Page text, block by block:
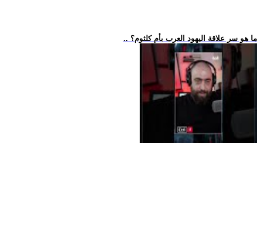
.. ما هو سر علاقة اليهود العرب بأم كلثوم؟